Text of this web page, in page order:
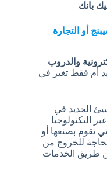
بانك
أو التجارة
والدروب
أم فقط تغير في
الجديد في
التكنولوجيا
تقوم بصنعها أو
للخروج من
طريق الخدمات